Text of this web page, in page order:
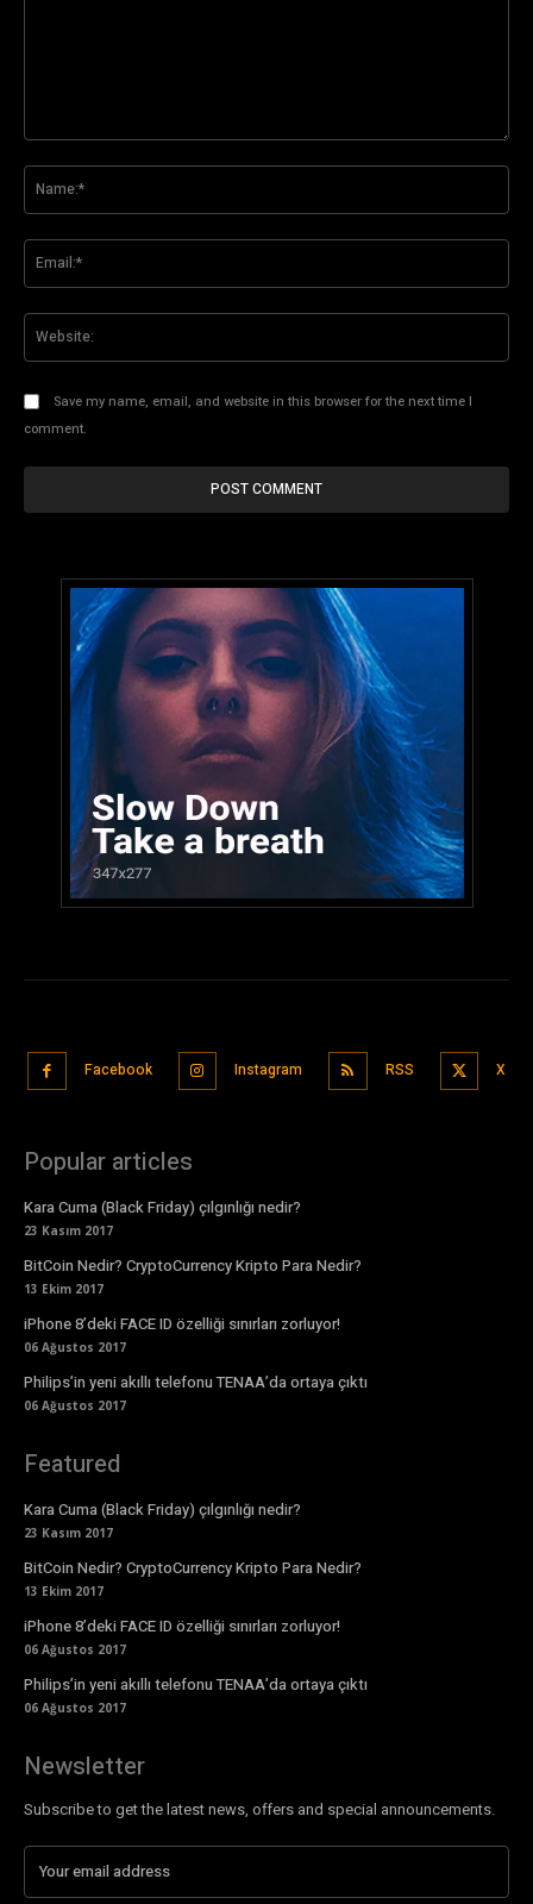
Save my name, email, and website in this browser for the next time I
comment.
Facebook Instagram RSS X
Popular articles
Kara Cuma (Black Friday) çılgınlığı nedir?
23 Kasım 2017
BitCoin Nedir? CryptoCurrency Kripto Para Nedir?
13 Ekim 2017
iPhone 8’deki FACE ID özelliği sınırları zorluyor!
06 Ağustos 2017
Philips’in yeni akıllı telefonu TENAA’da ortaya çıktı
06 Ağustos 2017
Featured
Kara Cuma (Black Friday) çılgınlığı nedir?
23 Kasım 2017
BitCoin Nedir? CryptoCurrency Kripto Para Nedir?
13 Ekim 2017
iPhone 8’deki FACE ID özelliği sınırları zorluyor!
06 Ağustos 2017
Philips’in yeni akıllı telefonu TENAA’da ortaya çıktı
06 Ağustos 2017
Newsletter
Subscribe to get the latest news, offers and special announcements.